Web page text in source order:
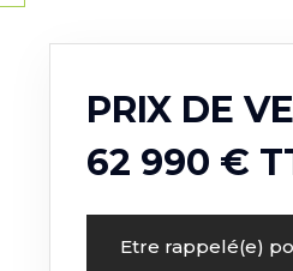
PRIX DE
62 990 €
Etre rappelé(e)